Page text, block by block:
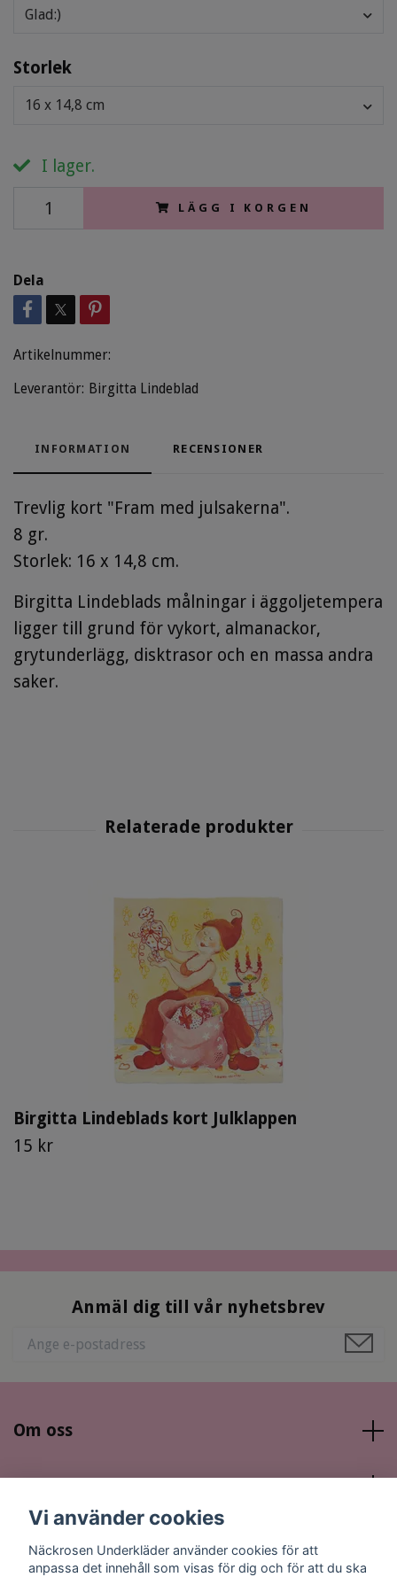
Glad:)
Storlek
16 x 14,8 cm
I lager.
LÄGG I KORGEN
Dela
Artikelnummer:
Leverantör: Birgitta Lindeblad
INFORMATION RECENSIONER
Trevlig kort "Fram med julsakerna".
8 gr.
Storlek: 16 x 14,8 cm.
Birgitta Lindeblads målningar i äggoljetempera
ligger till grund för vykort, almanackor,
grytunderlägg, disktrasor och en massa andra
saker.
Birgitta Lindeblads kort Julklappen
15 kr
Anmäl dig till vår nyhetsbrev
Om oss
Sociala medier
Vi använder cookies
Näckrosen Underkläder använder cookies för att
anpassa det innehåll som visas för dig och för att du ska